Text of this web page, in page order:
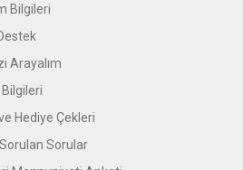
Bilgileri
Arayalım
Hediye Çekleri
Sorulan Sorular